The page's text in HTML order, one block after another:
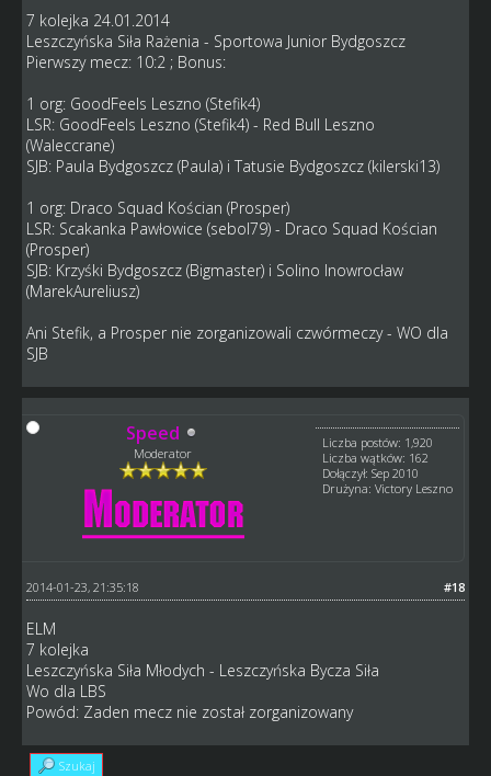
7 kolejka 24.01.2014
Leszczyńska Siła Rażenia - Sportowa Junior Bydgoszcz
Pierwszy mecz: 10:2 ; Bonus:
1 org: GoodFeels Leszno (Stefik4)
LSR: GoodFeels Leszno (Stefik4) - Red Bull Leszno
(Waleccrane)
SJB: Paula Bydgoszcz (Paula) i Tatusie Bydgoszcz (kilerski13)
1 org: Draco Squad Kościan (Prosper)
LSR: Scakanka Pawłowice (sebol79) - Draco Squad Kościan
(Prosper)
SJB: Krzyśki Bydgoszcz (Bigmaster) i Solino Inowrocław
(MarekAureliusz)
Ani Stefik, a Prosper nie zorganizowali czwórmeczy - WO dla
SJB
Speed
Moderator
Liczba postów: 1,920
Liczba wątków: 162
Dołączył: Sep 2010
Drużyna: Victory Leszno
#18
2014-01-23, 21:35:18
ELM
7 kolejka
Leszczyńska Siła Młodych - Leszczyńska Bycza Siła
Wo dla LBS
Powód: Zaden mecz nie został zorganizowany
Szukaj